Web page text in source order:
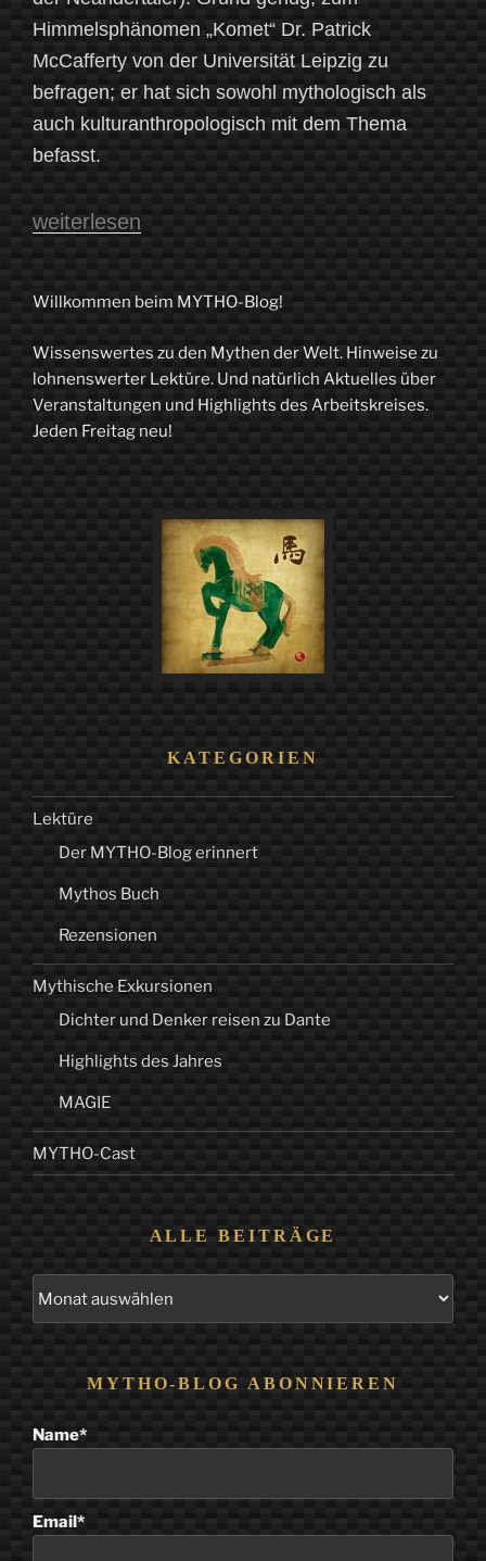
Himmelsphänomen „Komet“ Dr. Patrick
McCafferty von der Universität Leipzig zu
befragen; er hat sich sowohl mythologisch als
auch kulturanthropologisch mit dem Thema
befasst.
„Kometen
Sternenstaub
Unglücksbringer
am
Himmel“
weiterlesen
Willkommen beim MYTHO-Blog!
Wissenswertes zu den Mythen der Welt. Hinweise zu
lohnenswerter Lektüre. Und natürlich Aktuelles über
Veranstaltungen und Highlights des Arbeitskreises.
Jeden Freitag neu!
KATEGORIEN
Lektüre
Der MYTHO-Blog erinnert
Mythos Buch
Rezensionen
Mythische Exkursionen
Dichter und Denker reisen zu Dante
Highlights des Jahres
MAGIE
MYTHO-Cast
ALLE BEITRÄGE
MYTHO-BLOG ABONNIEREN
Name*
Email*